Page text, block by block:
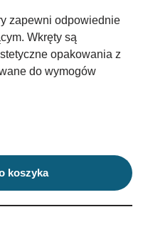
zapewni odpowiednie
Wkręty są
opakowania z
do wymogów
koszyka